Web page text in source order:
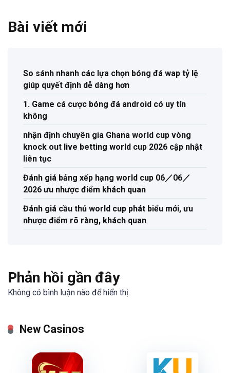
Bài viết mới
So sánh nhanh các lựa chọn bóng đá wap tỷ lệ
giúp quyết định dễ dàng hơn
1. Game cá cược bóng đá android có uy tín
không
nhận định chuyên gia Ghana world cup vòng
knock out live betting world cup 2026 cập nhật
liên tục
Đánh giá bảng xếp hạng world cup 06／06／
2026 ưu nhược điểm khách quan
Đánh giá cầu thủ world cup phát biểu mới, ưu
nhược điểm rõ ràng, khách quan
Phản hồi gần đây
Không có bình luận nào để hiển thị.
New Casinos